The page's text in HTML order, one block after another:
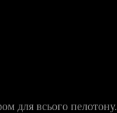
для всього пелотону.